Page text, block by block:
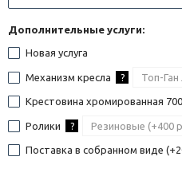
Дополнительные услуги:
Новая услуга
Механизм кресла ?
Крестовина хромированная
Ролики ?
Поставка в собранном виде (+